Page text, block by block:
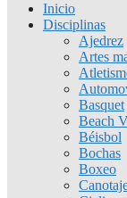
Inicio
Disciplinas
Ajedrez
Artes
Basquet
Beach
Béisbol
Bochas
Boxeo